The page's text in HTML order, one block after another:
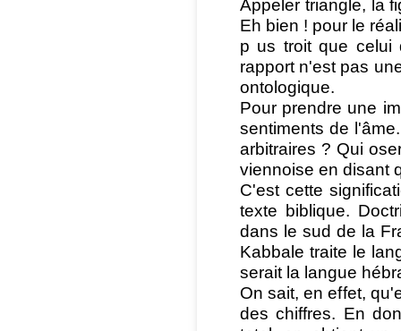
Appeler triangle, la
Eh bien ! pour le
p us troit que celui
rapport n'est pas
ontologique.
Pour prendre une
sentiments de
arbitraires ? Qui
viennoise en disant
C'est cette
texte biblique.
dans le sud de la
Kabbale traite le
serait la langue
On sait, en effet,
des chiffres. En